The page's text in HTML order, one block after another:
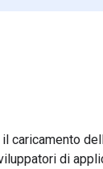
caricamento
di